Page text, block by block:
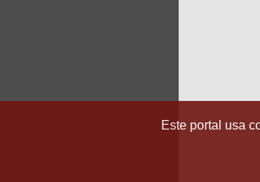
Este portal usa